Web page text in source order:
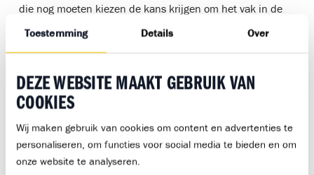
Toestemming Details Over
DEZE WEBSITE MAAKT GEBRUIK VAN
COOKIES
Wij maken gebruik van cookies om content en advertenties te
personaliseren, om functies voor social media te bieden en om
onze website te analyseren.
die nog moeten kiezen de kans krijgen om het vak in de
praktijk te leren kennen. Dat doe je het beste op een
Afwisselend en leerzaam
Bouwmensen Apeldoorn kijkt volgens Sjoerd goed welke
leerlingen bij zijn bedrijf passen. “Dat is belangrijk, want
dit werk past niet bij elke leerling. Als zzp’er doe je van
alles: een vloer leggen, ramen vervangen, betonstorten.
Leerlingen zien hier veel verschillende kanten van het vak.